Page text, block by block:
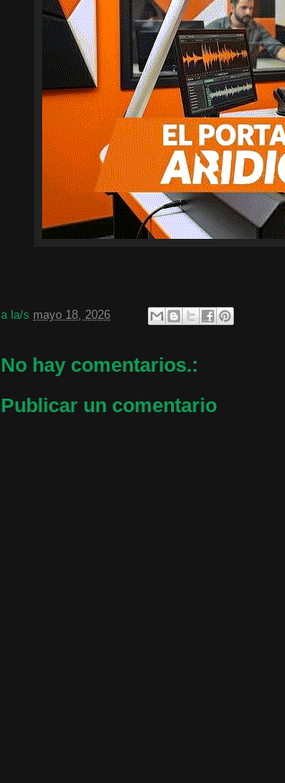
a la/s mayo 18, 2026
No hay comentarios.:
Publicar un comentario